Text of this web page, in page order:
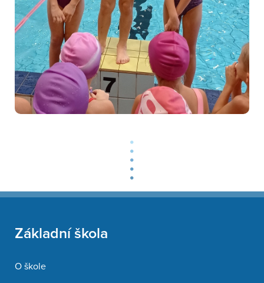
Základní škola
O škole